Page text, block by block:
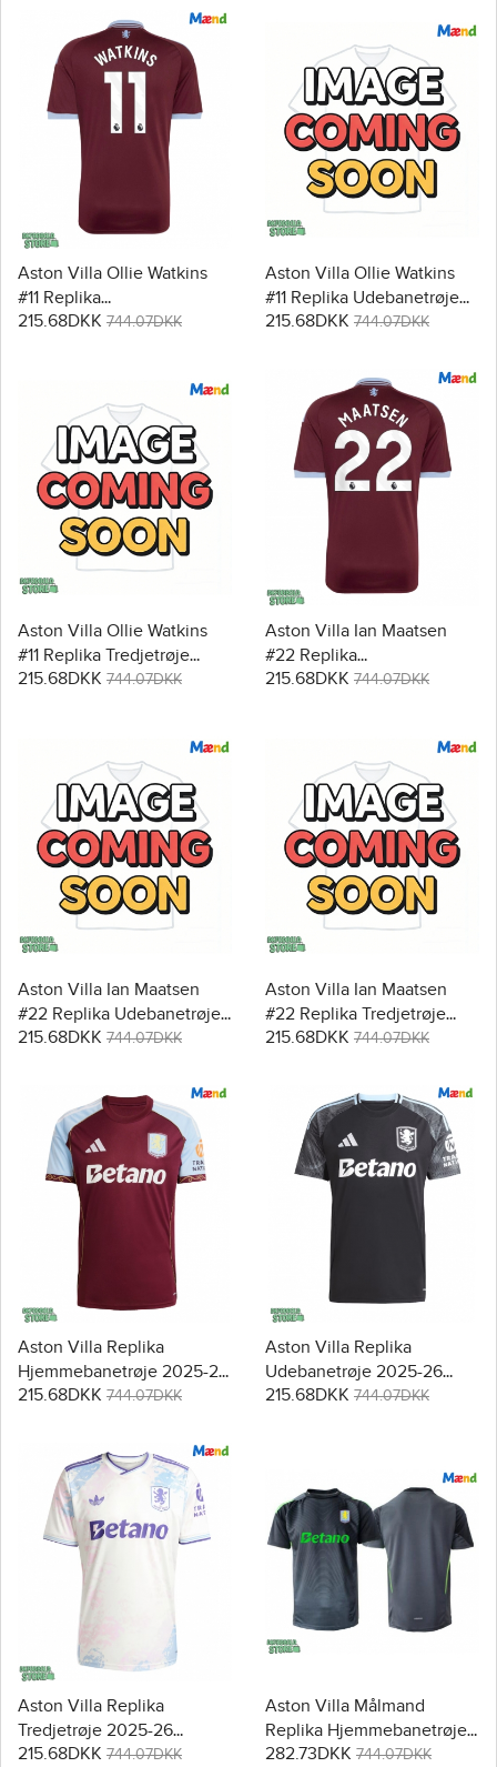
Aston Villa Ollie Watkins
#11 Replika
Hjemmebanetrøje 2026-27
215.68DKK 744.07DKK
Aston Villa Ollie Watkins
#11 Replika Udebanetrøje
2026-27 Kortærmet
215.68DKK 744.07DKK
Aston Villa Ollie Watkins
#11 Replika Tredjetrøje
2026-27 Kortærmet
215.68DKK 744.07DKK
Aston Villa Ian Maatsen
#22 Replika
Hjemmebanetrøje 2026-27
215.68DKK 744.07DKK
Aston Villa Ian Maatsen
#22 Replika Udebanetrøje
2026-27 Kortærmet
215.68DKK 744.07DKK
Aston Villa Ian Maatsen
#22 Replika Tredjetrøje
2026-27 Kortærmet
215.68DKK 744.07DKK
Aston Villa Replika
Hjemmebanetrøje 2025-26
Kortærmet
215.68DKK 744.07DKK
Aston Villa Replika
Udebanetrøje 2025-26
Kortærmet
215.68DKK 744.07DKK
Aston Villa Replika
Tredjetrøje 2025-26
Kortærmet
215.68DKK 744.07DKK
Aston Villa Målmand
Replika Hjemmebanetrøje
2025-26 Kortærmet
282.73DKK 744.07DKK